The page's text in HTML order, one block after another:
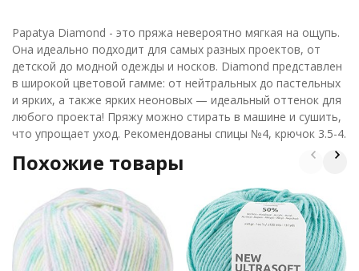
Papatya Diamond - это пряжа невероятно мягкая на ощупь.
Она идеально подходит для самых разных проектов, от
детской до модной одежды и носков. Diamond представлен
в широкой цветовой гамме: от нейтральных до пастельных
и ярких, а также ярких неоновых — идеальный оттенок для
любого проекта! Пряжу можно стирать в машине и сушить,
что упрощает уход. Рекомендованы спицы №4, крючок 3.5-4.
Похожие товары